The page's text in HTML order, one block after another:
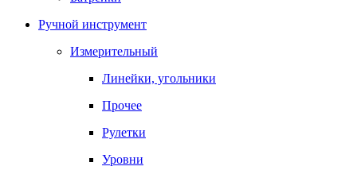
Ручной инструмент
Измерительный
Линейки, угольники
Прочее
Рулетки
Уровни